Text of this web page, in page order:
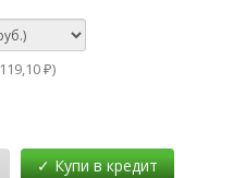
119,10 ₽)